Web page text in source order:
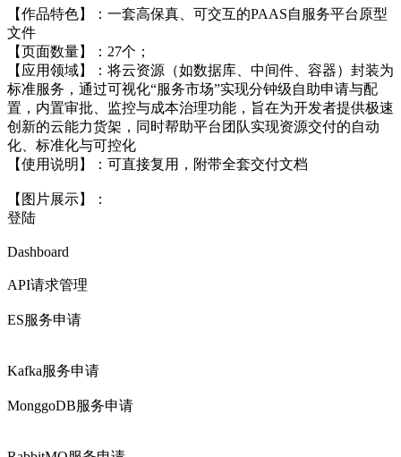
【作品特色】：一套高保真、可交互的PAAS自服务平台原型
文件
【页面数量】：27个；
【应用领域】：将云资源（如数据库、中间件、容器）封装为
标准服务，通过可视化“服务市场”实现分钟级自助申请与配
置，内置审批、监控与成本治理功能，旨在为开发者提供极速
创新的云能力货架，同时帮助平台团队实现资源交付的自动
化、标准化与可控化
【使用说明】：可直接复用，附带全套交付文档
【图片展示】：
登陆
Dashboard
API请求管理
ES服务申请
Kafka服务申请
MonggoDB服务申请